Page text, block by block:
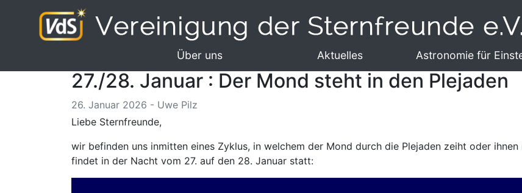
Über uns Aktuelles Astronomie für
27./28. Januar : Der Mond steht in den Plejaden
26. Januar 2026 - Uwe Pilz
Liebe Sternfreunde,
wir befinden uns inmitten eines Zyklus, in welchem der Mond durch die Plejaden zeiht oder
findet in der Nacht vom 27. auf den 28. Januar statt: